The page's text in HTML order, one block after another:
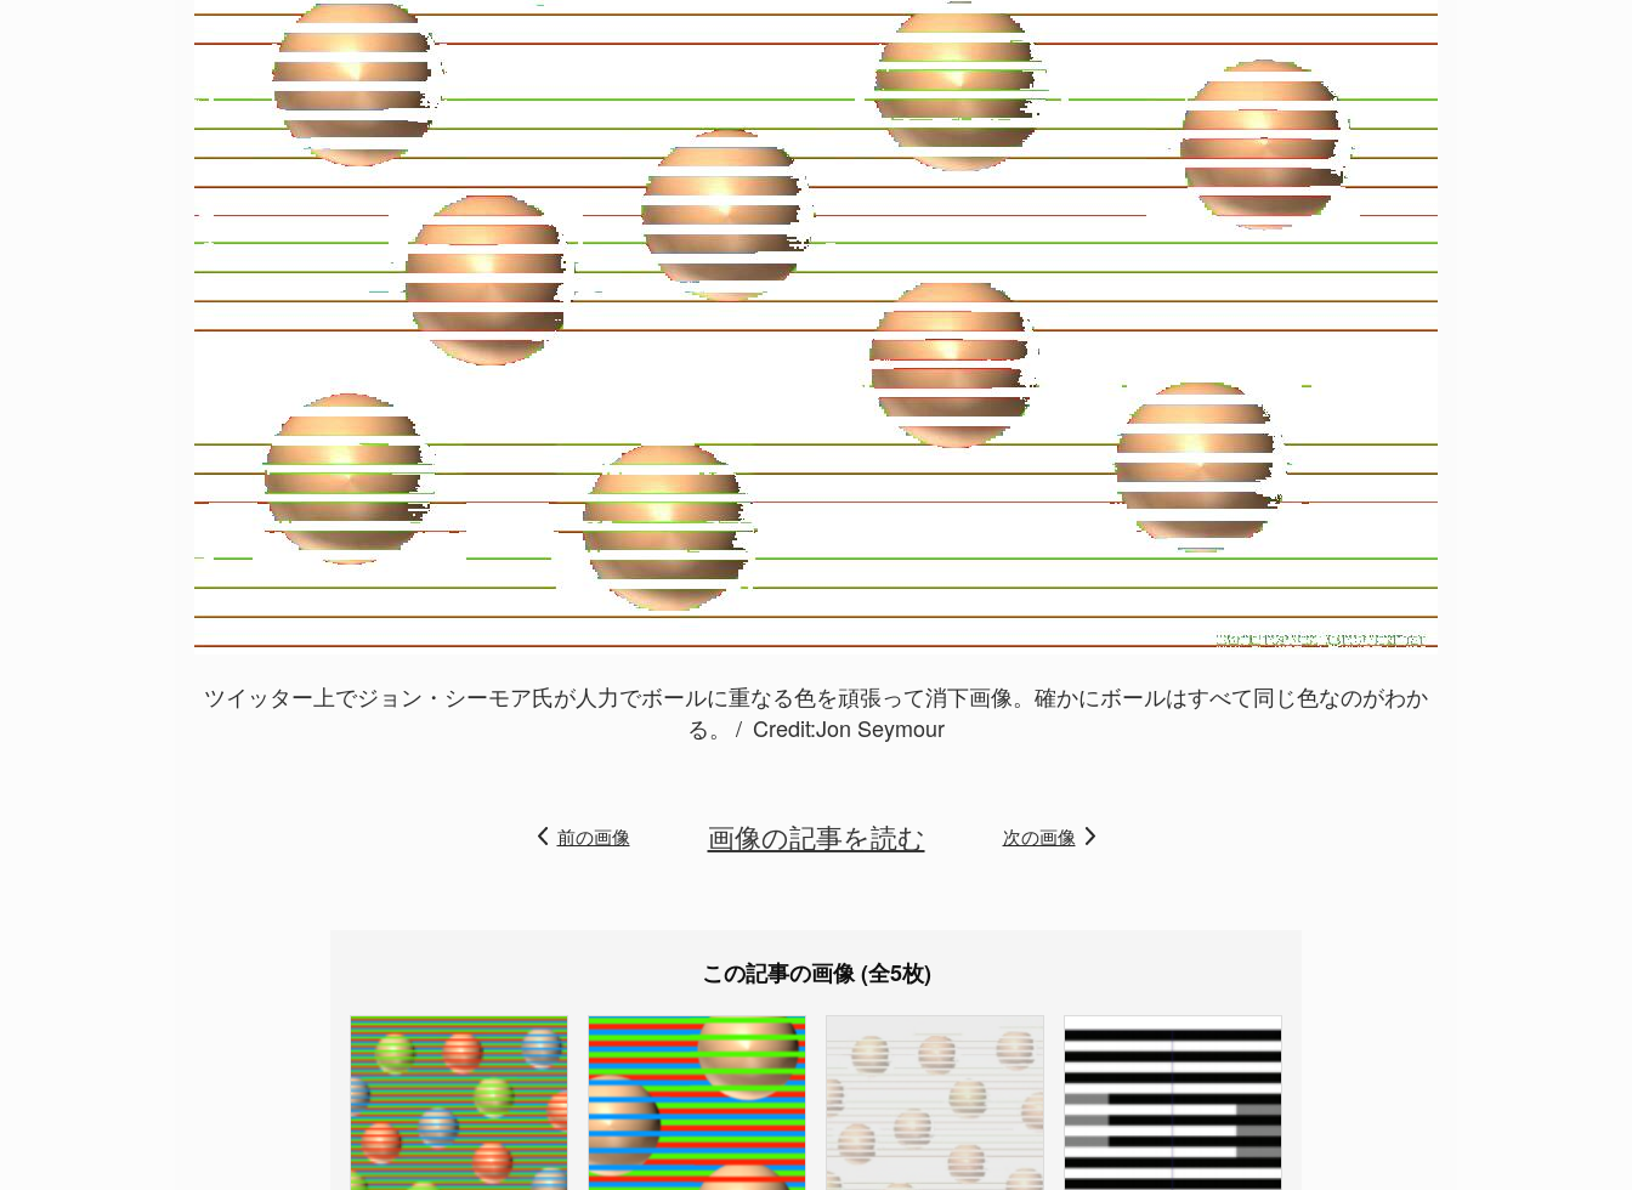
ツイッター上でジョン・シーモア氏が人力でボールに重なる色を頑張って消下画像。確かにボールはすべて同じ色なのがわか
る。
Credit:Jon Seymour
前の画像 画像の記事を読む 次の画像
この記事の画像 (全5枚)